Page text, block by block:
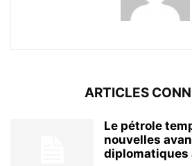
ARTICLES
Le pétrole
nouvelles
diplomatiques